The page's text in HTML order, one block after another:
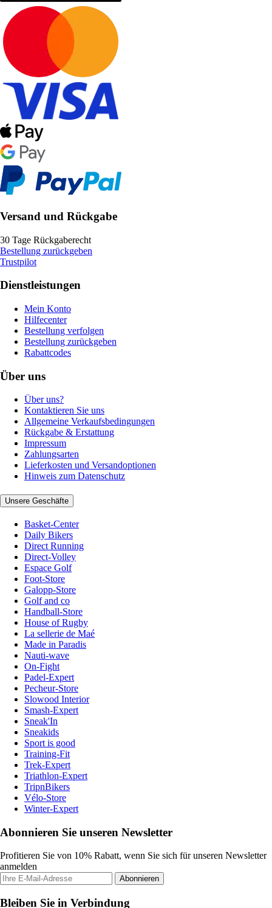
Versand und Rückgabe
30 Tage Rückgaberecht
Bestellung zurückgeben
Trustpilot
Dienstleistungen
Mein Konto
Hilfecenter
Bestellung verfolgen
Bestellung zurückgeben
Rabattcodes
Über uns
Über uns?
Kontaktieren Sie uns
Allgemeine Verkaufsbedingungen
Rückgabe & Erstattung
Impressum
Zahlungsarten
Lieferkosten und Versandoptionen
Hinweis zum Datenschutz
Unsere Geschäfte
Basket-Center
Daily Bikers
Direct Running
Direct-Volley
Espace Golf
Foot-Store
Galopp-Store
Golf and co
Handball-Store
House of Rugby
La sellerie de Maé
Made in Paradis
Nauti-wave
On-Fight
Padel-Expert
Pecheur-Store
Slowood Interior
Smash-Expert
Sneak'In
Sneakids
Sport is good
Training-Fit
Trek-Expert
Triathlon-Expert
TripnBikers
Vélo-Store
Winter-Expert
Abonnieren Sie unseren Newsletter
Profitieren Sie von 10% Rabatt, wenn Sie sich für unseren Newsletter
anmelden
Abonnieren
Bleiben Sie in Verbindung